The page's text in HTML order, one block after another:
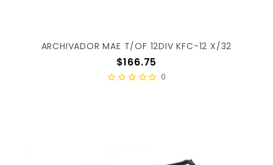
ARCHIVADOR MAE T/OF 12DIV KFC-12 X/32
Precio
$166.75
0